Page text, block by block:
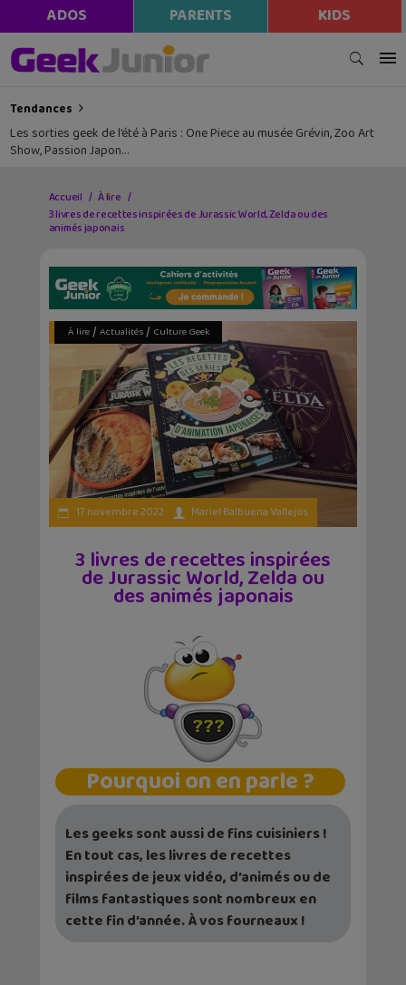
ADOS PARENTS KIDS
Tendances
Les sorties geek de l’été à Paris : One Piece au musée Grévin, Zoo Art
Show, Passion Japon…
Accueil
À lire
3 livres de recettes inspirées de Jurassic World, Zelda ou des
animés japonais
À lire/ Actualités/ Culture Geek
17 novembre 2022 Mariel Balbuena Vallejos
3 livres de recettes inspirées
de Jurassic World, Zelda ou
des animés japonais
Pourquoi on en parle ?
Les geeks sont aussi de fins cuisiniers !
En tout cas, les livres de recettes
inspirées de jeux vidéo, d’animés ou de
films fantastiques sont nombreux en
cette fin d’année. À vos fourneaux !